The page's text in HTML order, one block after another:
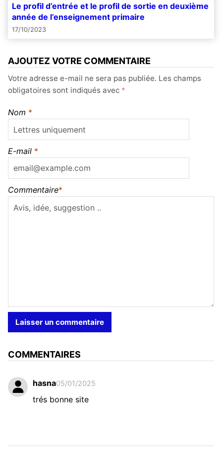
Le profil d’entrée et le profil de sortie en deuxième
année de l’enseignement primaire
17/10/2023
AJOUTEZ VOTRE COMMENTAIRE
Votre adresse e-mail ne sera pas publiée. Les champs
obligatoires sont indiqués avec *
Nom *
E-mail *
Commentaire*
COMMENTAIRES
hasna05/01/2025
trés bonne site